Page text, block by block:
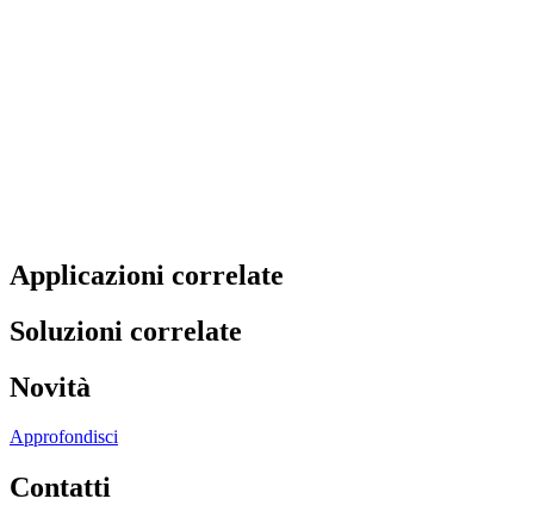
Applicazioni correlate
Soluzioni correlate
Novità
Approfondisci
Contatti